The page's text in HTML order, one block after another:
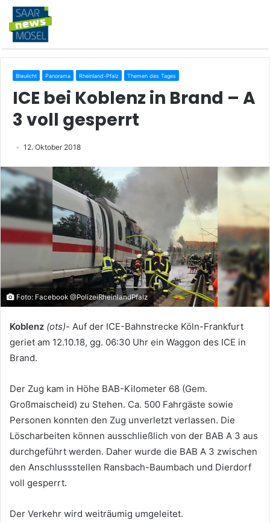
Blaulicht Panorama Rheinland-Pfalz Themen des Tages
ICE bei Koblenz in Brand – A
3 voll gesperrt
12. Oktober 2018
Foto: Facebook @PolizeiRheinlandPfalz
Koblenz (ots)- Auf der ICE-Bahnstrecke Köln-Frankfurt
geriet am 12.10.18, gg. 06:30 Uhr ein Waggon des ICE in
Brand.
Der Zug kam in Höhe BAB-Kilometer 68 (Gem.
Großmaischeid) zu Stehen. Ca. 500 Fahrgäste sowie
Personen konnten den Zug unverletzt verlassen. Die
Löscharbeiten können ausschließlich von der BAB A 3 aus
durchgeführt werden. Daher wurde die BAB A 3 zwischen
den Anschlussstellen Ransbach-Baumbach und Dierdorf
voll gesperrt.
Der Verkehr wird weiträumig umgeleitet.